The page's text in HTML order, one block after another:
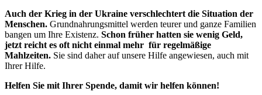
Auch der Krieg in der Ukraine verschlechtert die Situation der
Menschen. Grundnahrungsmittel werden teurer und ganze Familien
bangen um Ihre Existenz. Schon früher hatten sie wenig Geld,
jetzt reicht es oft nicht einmal mehr für regelmäßige
Mahlzeiten. Sie sind daher auf unsere Hilfe angewiesen, auch mit
Ihrer Hilfe.
Helfen Sie mit Ihrer Spende, damit wir helfen können!